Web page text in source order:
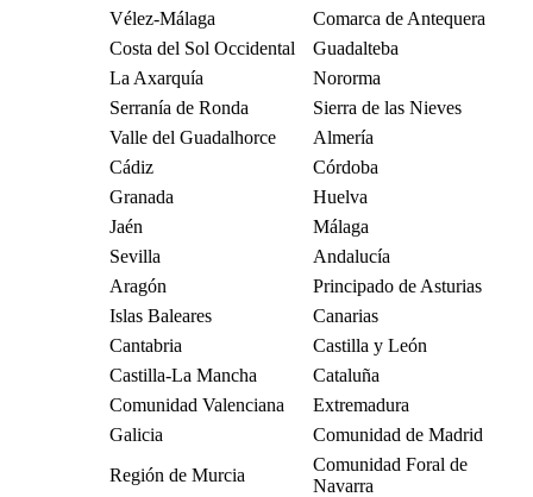
Vélez-Málaga
Comarca de Antequera
Costa del Sol Occidental
Guadalteba
La Axarquía
Nororma
Serranía de Ronda
Sierra de las Nieves
Valle del Guadalhorce
Almería
Cádiz
Córdoba
Granada
Huelva
Jaén
Málaga
Sevilla
Andalucía
Aragón
Principado de Asturias
Islas Baleares
Canarias
Cantabria
Castilla y León
Castilla-La Mancha
Cataluña
Comunidad Valenciana
Extremadura
Galicia
Comunidad de Madrid
Región de Murcia
Comunidad Foral de
Navarra